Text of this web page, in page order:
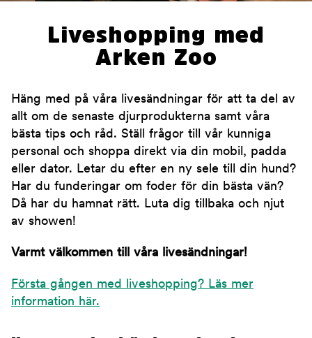
Liveshopping med
Arken Zoo
Häng med på våra livesändningar för att ta del av
allt om de senaste djurprodukterna samt våra
bästa tips och råd. Ställ frågor till vår kunniga
personal och shoppa direkt via din mobil, padda
eller dator. Letar du efter en ny sele till din hund?
Har du funderingar om foder för din bästa vän?
Då har du hamnat rätt. Luta dig tillbaka och njut
av showen!
Varmt välkommen till våra livesändningar!
Första gången med liveshopping? Läs mer
information här.